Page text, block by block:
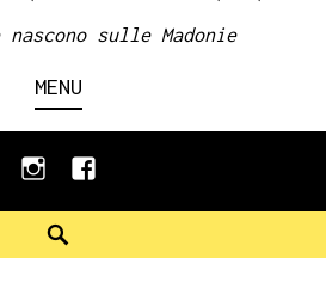
sulle Madonie
MENU
instagramfacebook